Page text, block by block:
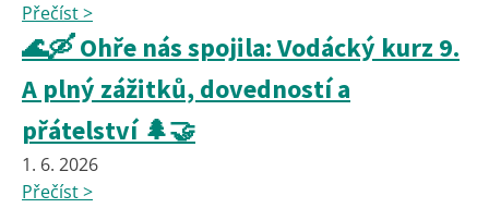
Přečíst >
🌊🛶 Ohře nás spojila: Vodácký kurz 9.
A plný zážitků, dovedností a
přátelství 🌲🤝
1. 6. 2026
Přečíst >